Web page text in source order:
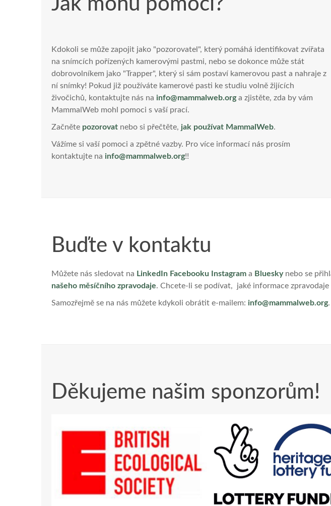
Kdokoli se může zapojit jako "pozorovatel", který pomáhá identifikovat zvířata
na snímcích pořízených kamerovými pastmi, nebo se dokonce může stát
dobrovolníkem jako "Trapper", který si sám postaví kamerovou past a nahraje z
ní snímky! Pokud již používáte kamerové pasti ke studiu volně žijících
živočichů, kontaktujte nás na info@mammalweb.orga zjistěte, zda by vám
MammalWeb mohl pomoci s vaší prací.
Začněte pozorovat nebo si přečtěte, jak používat MammalWeb.
Vážíme si vaší pomoci a zpětné vazby. Pro více informací nás prosím
kontaktujte na info@mammalweb.org!!
Buďte v kontaktu
Můžete nás sledovat na LinkedIn Facebooku Instagram a Blueskynebo se
našeho měsíčního zpravodaje. Chcete-li se podívat, jaké informace
Samozřejmě se na nás můžete kdykoli obrátit e-mailem: info@mammalweb.org.
Děkujeme našim sponzorům!